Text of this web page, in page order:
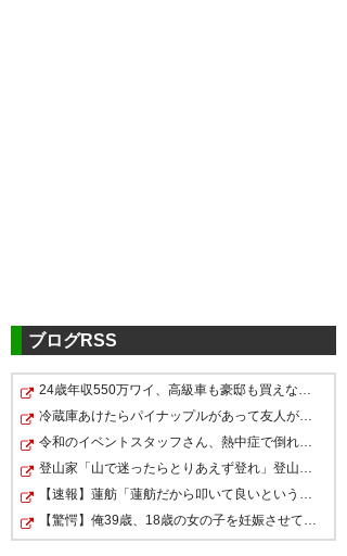
碧くん全治4ヶ月まじか???
? なつ (kr0618fro)2017, 3月 9
１日も早く良くなりますよう
に。 田中碧選手のケガについて
| お知らせ | KAWASAKI
FRONTALE
https://t.co/LmcvlbuPtP
ブログRSS